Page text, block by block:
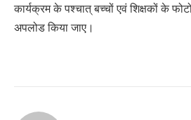
कार्यक्रम के पश्चात् बच्चों एवं शिक्षकों के
अपलोड किया जाए।